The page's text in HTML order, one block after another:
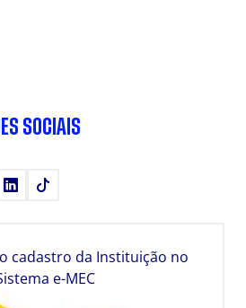
SOCIAIS
LinkedIn
cadastro da Instituição no
e-MEC